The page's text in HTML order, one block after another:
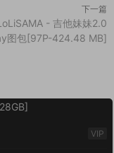
下一篇
- 吉他妹妹2.0
图包[97P-424.48 MB]
VIP